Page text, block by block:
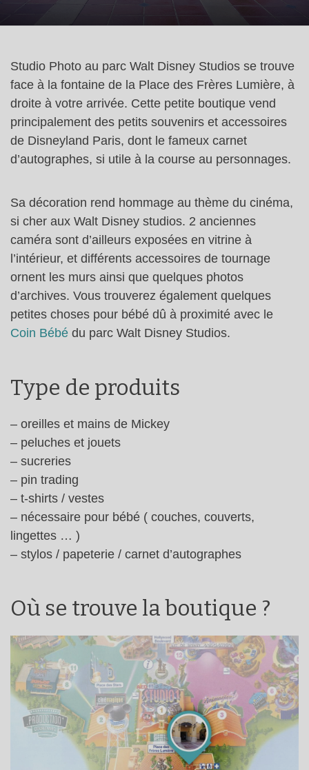
Studio Photo au parc Walt Disney Studios se trouve
face à la fontaine de la Place des Frères Lumière, à
droite à votre arrivée. Cette petite boutique vend
principalement des petits souvenirs et accessoires
de Disneyland Paris, dont le fameux carnet
d’autographes, si utile à la course au personnages.
Sa décoration rend hommage au thème du cinéma,
si cher aux Walt Disney studios. 2 anciennes
caméra sont d’ailleurs exposées en vitrine à
l’intérieur, et différents accessoires de tournage
ornent les murs ainsi que quelques photos
d’archives. Vous trouverez également quelques
petites choses pour bébé dû à proximité avec le
Coin Bébé du parc Walt Disney Studios.
Type de produits
– oreilles et mains de Mickey
– peluches et jouets
– sucreries
– pin trading
– t-shirts / vestes
– nécessaire pour bébé ( couches, couverts,
lingettes … )
– stylos / papeterie / carnet d’autographes
Où se trouve la boutique ?